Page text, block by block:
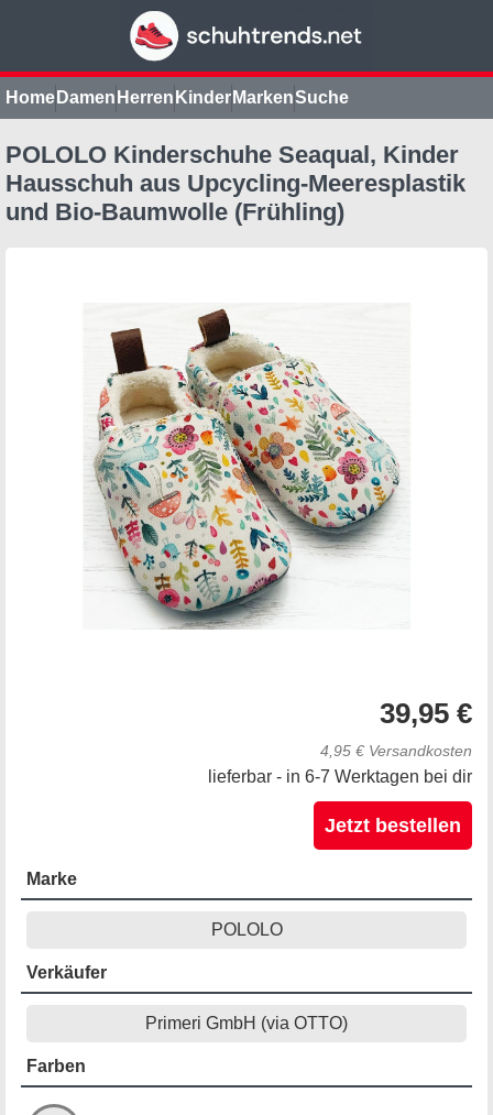
Home Damen Herren Kinder MarkenSuche
POLOLO Kinderschuhe Seaqual, Kinder
Hausschuh aus Upcycling-Meeresplastik
und Bio-Baumwolle (Frühling)
39,95 €
4,95 € Versandkosten
lieferbar - in 6-7 Werktagen bei dir
Jetzt bestellen
Marke
POLOLO
Verkäufer
Primeri GmbH (via OTTO)
Farben